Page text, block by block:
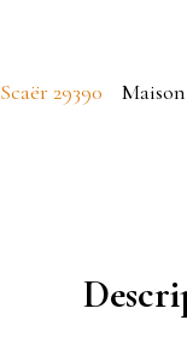
Scaër 29390